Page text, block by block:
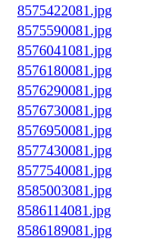
8575422081.jpg
8575590081.jpg
8576041081.jpg
8576180081.jpg
8576290081.jpg
8576730081.jpg
8576950081.jpg
8577430081.jpg
8577540081.jpg
8585003081.jpg
8586114081.jpg
8586189081.jpg